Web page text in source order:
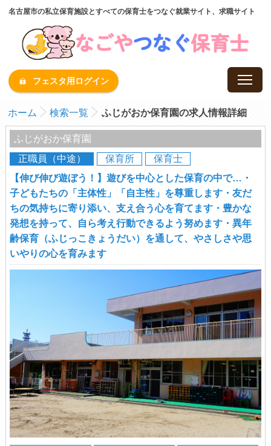
名古屋市の私立保育施設とすべての保育士をつなぐ就業サイト、求職サイト
フェスタ用ログイン
ホーム 検索一覧 ふじがおか保育園の求人情報詳細
ふじがおか保育園
正職員（中途）
保育所
保育士
【伸び伸び遊ぼう！】遊びを中心とした保育の中で…・
子どもたちの「主体性」「自主性」を尊重します・友だ
ちの気持ちに寄り添い、支え合う心を育てます・豊かな
発想を持って、自ら考え行動できるよう努めます・異年
齢保育（ふじっこきょうだい）を通して、やさしさや思
いやりの心を育みます